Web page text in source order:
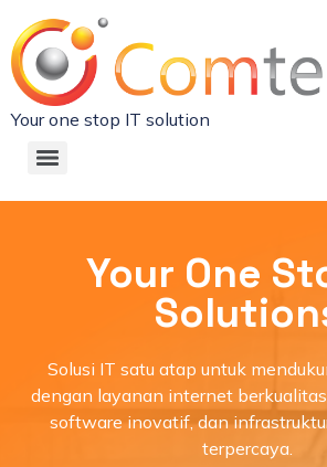
Your one stop IT solution
Your One
Solusi IT satu atap untuk
dengan layanan internet
software inovatif, dan
terpercaya.